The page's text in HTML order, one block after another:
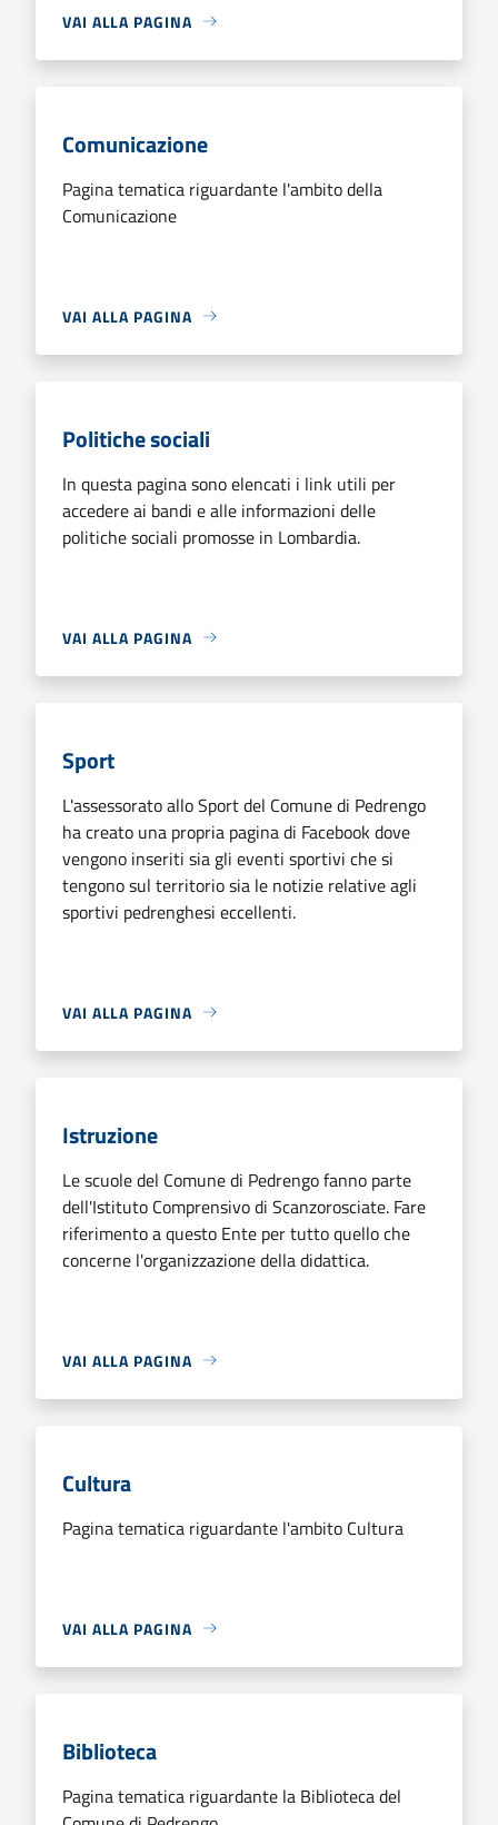
VAI ALLA PAGINA
Comunicazione
Pagina tematica riguardante l'ambito della
Comunicazione
VAI ALLA PAGINA
Politiche sociali
In questa pagina sono elencati i link utili per
accedere ai bandi e alle informazioni delle
politiche sociali promosse in Lombardia.
VAI ALLA PAGINA
Sport
L'assessorato allo Sport del Comune di Pedrengo
ha creato una propria pagina di Facebook dove
vengono inseriti sia gli eventi sportivi che si
tengono sul territorio sia le notizie relative agli
sportivi pedrenghesi eccellenti.
VAI ALLA PAGINA
Istruzione
Le scuole del Comune di Pedrengo fanno parte
dell'Istituto Comprensivo di Scanzorosciate. Fare
riferimento a questo Ente per tutto quello che
concerne l'organizzazione della didattica.
VAI ALLA PAGINA
Cultura
Pagina tematica riguardante l'ambito Cultura
VAI ALLA PAGINA
Biblioteca
Pagina tematica riguardante la Biblioteca del